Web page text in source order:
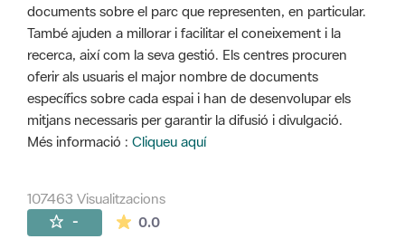
documents sobre el parc que representen, en particular.
També ajuden a millorar i facilitar el coneixement i la
recerca, així com la seva gestió. Els centres procuren
oferir als usuaris el major nombre de documents
específics sobre cada espai i han de desenvolupar els
mitjans necessaris per garantir la difusió i divulgació.
Més informació : Cliqueu aquí
107463 Visualitzacions
- 0.0La mitjana de les valoracions és de 0